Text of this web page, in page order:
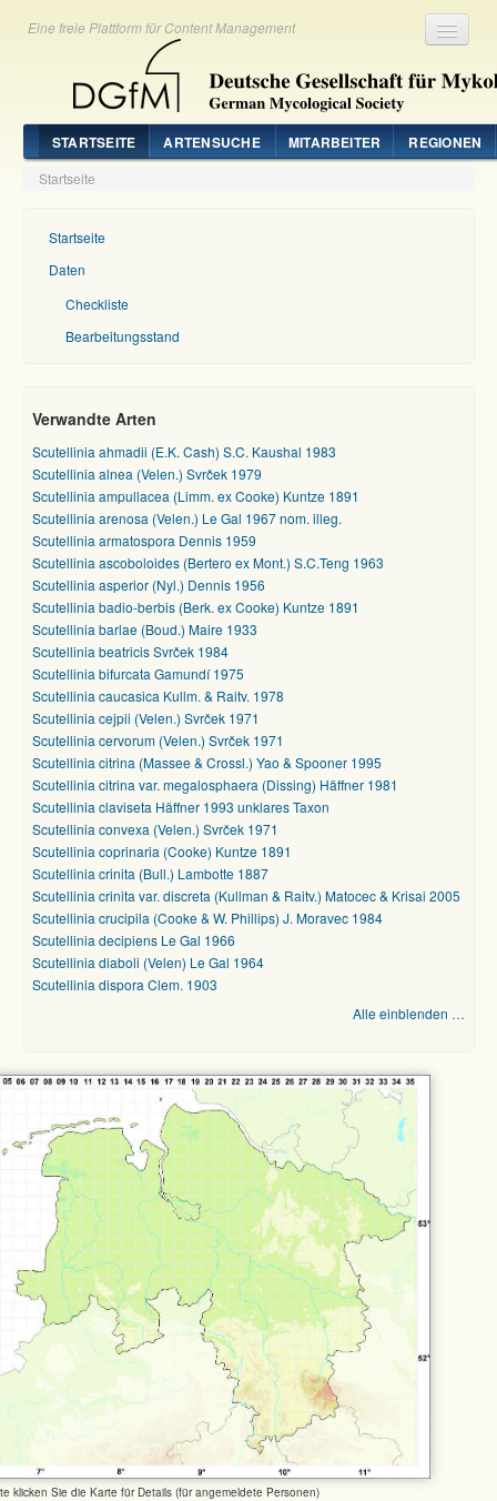
Eine freie Plattform für Content Management
STARTSEITE ARTENSUCHE MITARBEITER REGIONEN
Startseite
Startseite
Daten
Checkliste
Bearbeitungsstand
Verwandte Arten
Scutellinia ahmadii (E.K. Cash) S.C. Kaushal 1983
Scutellinia alnea (Velen.) Svrček 1979
Scutellinia ampullacea (Limm. ex Cooke) Kuntze 1891
Scutellinia arenosa (Velen.) Le Gal 1967 nom. illeg.
Scutellinia armatospora Dennis 1959
Scutellinia ascoboloides (Bertero ex Mont.) S.C.Teng 1963
Scutellinia asperior (Nyl.) Dennis 1956
Scutellinia badio-berbis (Berk. ex Cooke) Kuntze 1891
Scutellinia barlae (Boud.) Maire 1933
Scutellinia beatricis Svrček 1984
Scutellinia bifurcata Gamundí 1975
Scutellinia caucasica Kullm. & Raitv. 1978
Scutellinia cejpii (Velen.) Svrček 1971
Scutellinia cervorum (Velen.) Svrček 1971
Scutellinia citrina (Massee & Crossl.) Yao & Spooner 1995
Scutellinia citrina var. megalosphaera (Dissing) Häffner 1981
Scutellinia claviseta Häffner 1993 unklares Taxon
Scutellinia convexa (Velen.) Svrček 1971
Scutellinia coprinaria (Cooke) Kuntze 1891
Scutellinia crinita (Bull.) Lambotte 1887
Scutellinia crinita var. discreta (Kullman & Raitv.) Matocec & Krisai 2005
Scutellinia crucipila (Cooke & W. Phillips) J. Moravec 1984
Scutellinia decipiens Le Gal 1966
Scutellinia diaboli (Velen) Le Gal 1964
Scutellinia dispora Clem. 1903
Alle einblenden …
klicken Sie die Karte für Details (für angemeldete Personen)